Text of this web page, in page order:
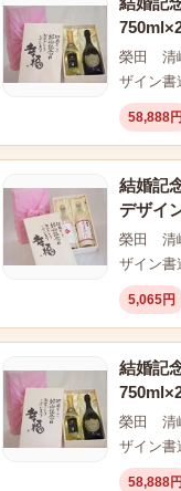
榮田 清
ザイン書
58,888円
結婚記
デザイ
榮田 清
ザイン書
5,065円
結婚記
榮田 清
ザイン書
58,888円